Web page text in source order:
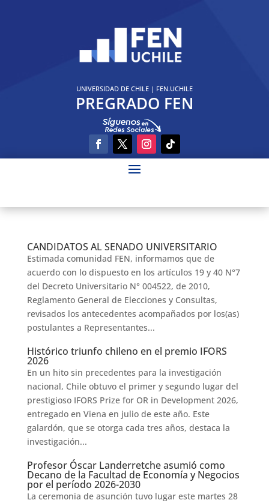
UNIVERSIDAD DE CHILE| FEN.UCHILE
PREGRADO FEN
CANDIDATOS AL SENADO UNIVERSITARIO
Estimada comunidad FEN, informamos que de
acuerdo con lo dispuesto en los artículos 19 y 40 N°7
del Decreto Universitario N° 004522, de 2010,
Reglamento General de Elecciones y Consultas,
revisados los antecedentes acompañados por los(as)
postulantes a Representantes...
Histórico triunfo chileno en el premio IFORS
2026
En un hito sin precedentes para la investigación
nacional, Chile obtuvo el primer y segundo lugar del
prestigioso IFORS Prize for OR in Development 2026,
entregado en Viena en julio de este año. Este
galardón, que se otorga cada tres años, destaca la
investigación...
Profesor Óscar Landerretche asumió como
Decano de la Facultad de Economía y Negocios
por el período 2026-2030
La ceremonia de asunción tuvo lugar este martes 28